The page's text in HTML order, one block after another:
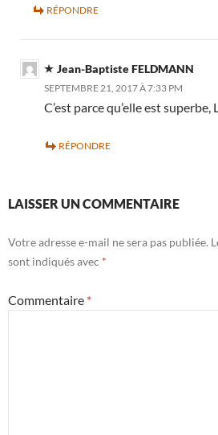
RÉPONDRE
Jean-Baptiste FELDMANN
SEPTEMBRE 21, 2017 À 7:33 PM
C’est parce qu’elle est superbe,
RÉPONDRE
LAISSER UN COMMENTAIRE
Votre adresse e-mail ne sera pas publiée.
sont indiqués avec *
Commentaire *